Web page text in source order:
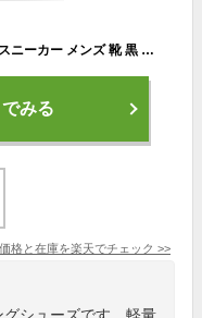
【15日限定★P8倍】 ＼クーポン配布中／ スニーカー メンズ 靴 黒 ブラック グレー ネイビー 防水 雨 軽量 軽い 幅広 4E 外反母趾 抗菌 防臭 ウォーキングシューズ トレッキングシューズ 風 歩きやすい 通気性 サプリスト moonstar SPLT M195
みる
価格と在庫を楽天でチェック >>